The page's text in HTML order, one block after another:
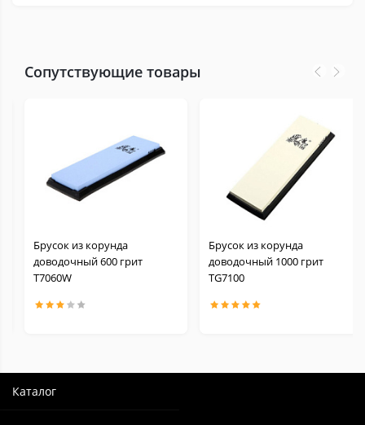
Сопутствующие товары
Брусок из корунда
доводочный 600 грит
Т7060W
Брусок из корунда
доводочный 1000 грит
TG7100
Каталог